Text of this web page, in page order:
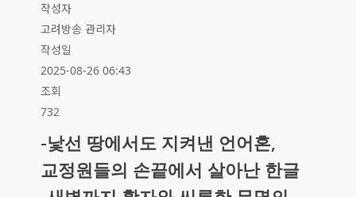
작성자
고려방송 관리자
작성일
2025-08-26 06:43
조회
732
-낯선 땅에서도 지켜낸 언어혼,
교정원들의 손끝에서 살아난 한글